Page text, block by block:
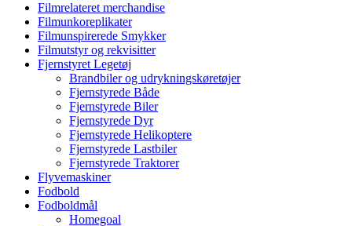
Filmrelateret merchandise
Filmunkoreplikater
Filmunspirerede Smykker
Filmutstyr og rekvisitter
Fjernstyret Legetøj
Brandbiler og udrykningskøretøjer
Fjernstyrede Både
Fjernstyrede Biler
Fjernstyrede Dyr
Fjernstyrede Helikoptere
Fjernstyrede Lastbiler
Fjernstyrede Traktorer
Flyvemaskiner
Fodbold
Fodboldmål
Homegoal